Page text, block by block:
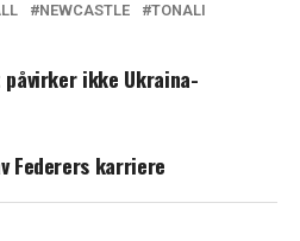
NEWCASTLE TONALI
ikke Ukraina-
Federers karriere